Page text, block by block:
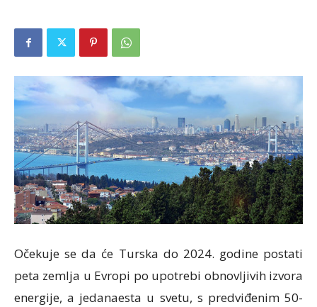
Očekuje se da će Turska do 2024. godine postati
peta zemlja u Evropi po upotrebi obnovljivih izvora
energije, a jedanaesta u svetu, s predviđenim 50-